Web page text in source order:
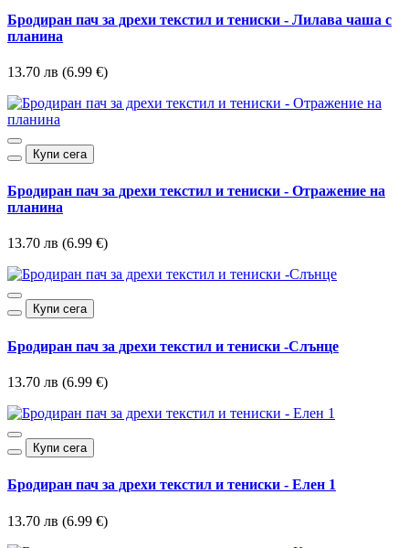
Бродиран пач за дрехи текстил и тениски - Лилава чаша с
планина
13.70 лв (6.99 €)
Купи сега
Бродиран пач за дрехи текстил и тениски - Отражение на
планина
13.70 лв (6.99 €)
Купи сега
Бродиран пач за дрехи текстил и тениски -Слънце
13.70 лв (6.99 €)
Купи сега
Бродиран пач за дрехи текстил и тениски - Елен 1
13.70 лв (6.99 €)